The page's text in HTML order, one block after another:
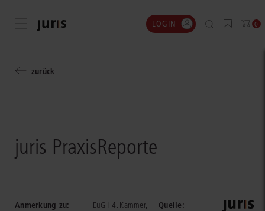
Menü öffnen LOGIN 0
zurück
juris PraxisReporte
Anmerkung zu:
EuGH 4. Kammer,
Quelle: